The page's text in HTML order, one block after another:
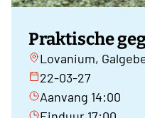
Praktische
Lovanium,
22-03-27
Aanvang 14:00